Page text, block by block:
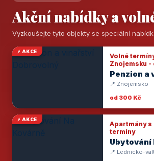
Akční nabídky a
Vyzkoušejte tyto objekty se speciální
⚡ AKCE
Volné
Znojemsku -
Penzion a
Dobrovolný
📍 Znojemsko
od 300 Kč
⚡ AKCE
Apartmány s
termíny
Ubytování
📍 Lednicko-